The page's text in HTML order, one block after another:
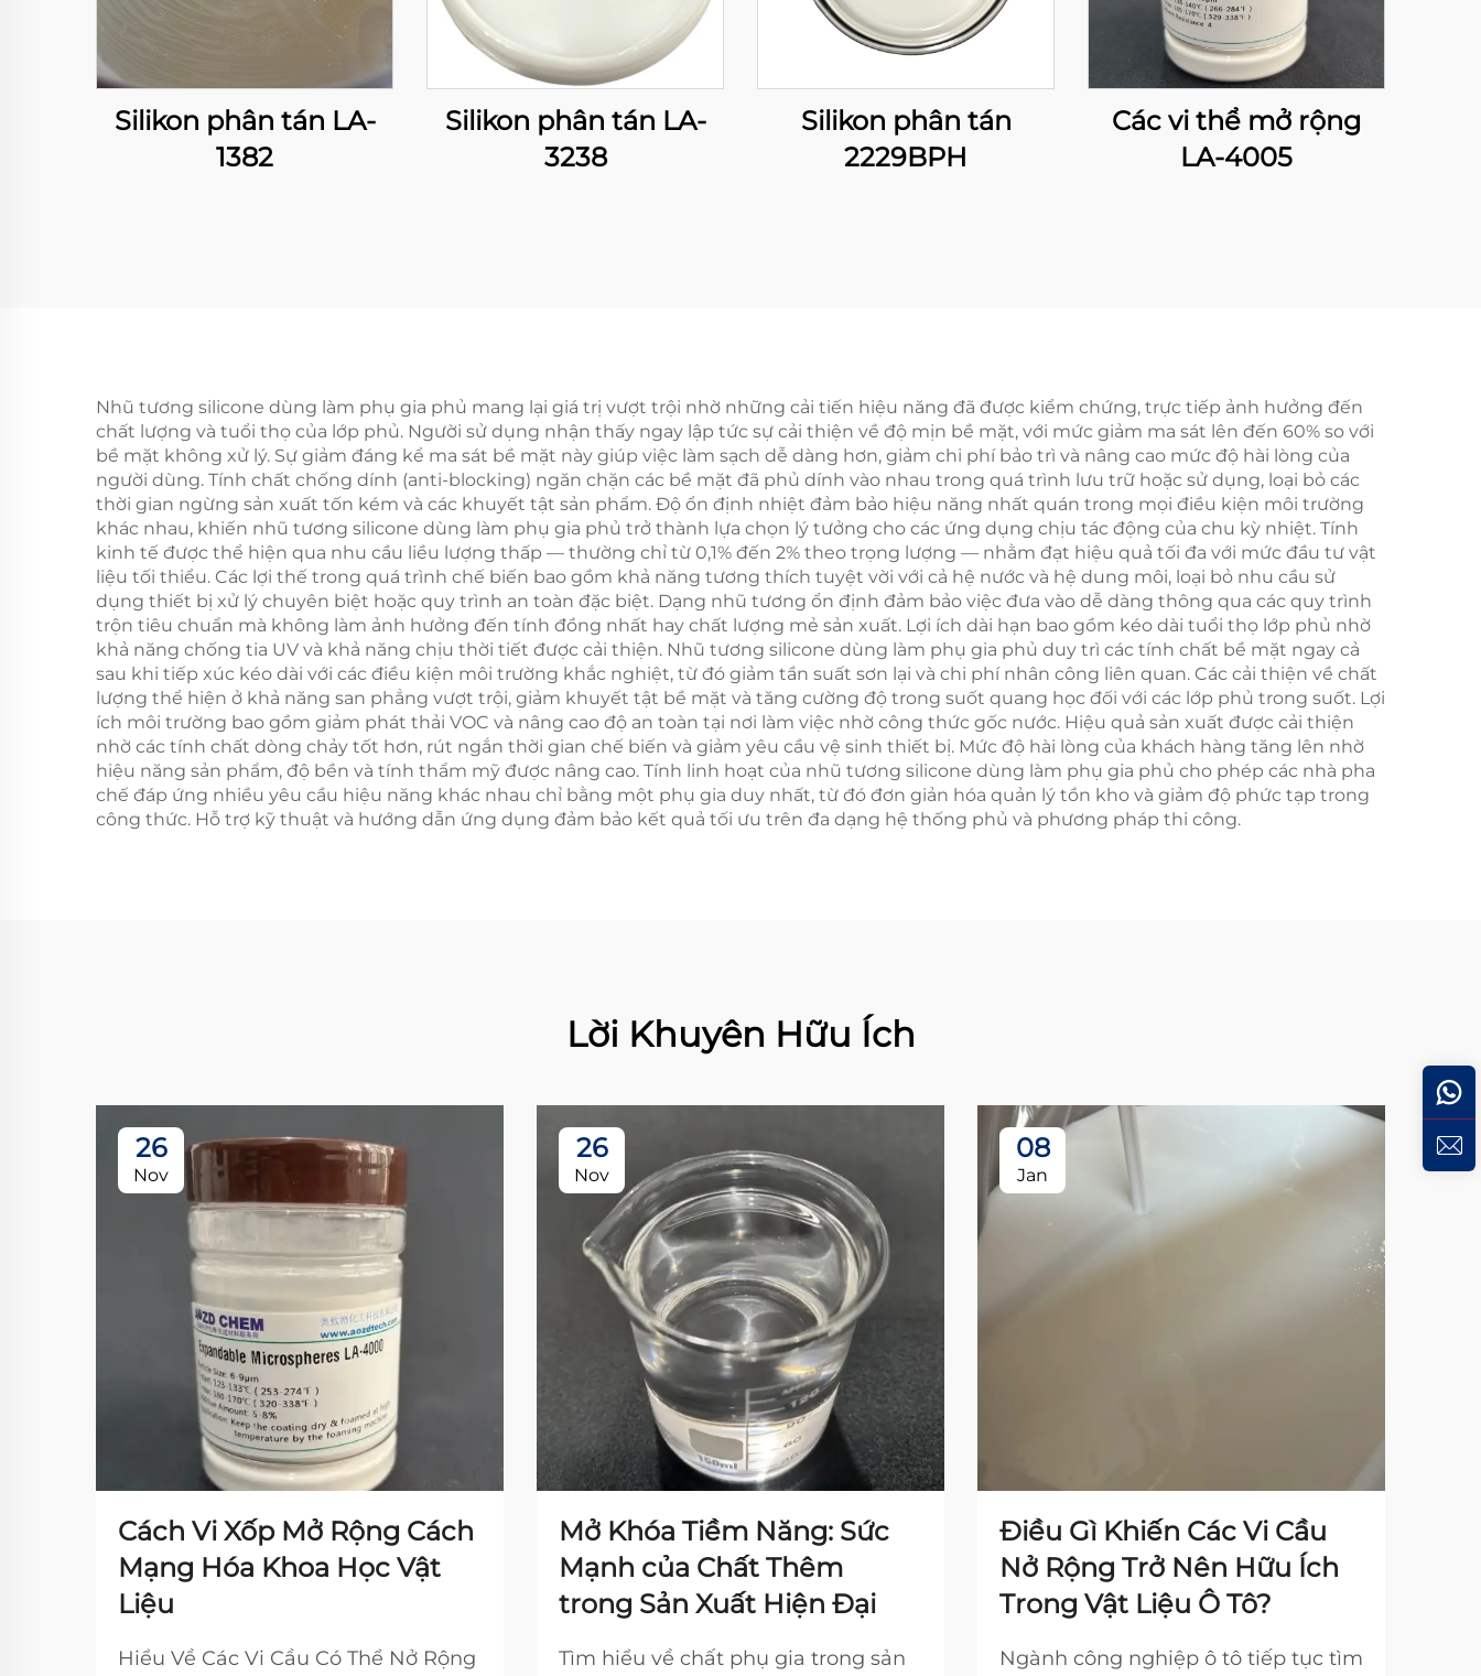
Silikon phân tán LA-
1382
Silikon phân tán LA-
3238
Silikon phân tán
2229BPH
Các vi thể mở rộng
LA-4005
Nhũ tương silicone dùng làm phụ gia phủ mang lại giá trị vượt trội nhờ những cải tiến hiệu năng đã được kiểm chứng, trực tiếp ảnh hưởng đến
chất lượng và tuổi thọ của lớp phủ. Người sử dụng nhận thấy ngay lập tức sự cải thiện về độ mịn bề mặt, với mức giảm ma sát lên đến 60% so với
bề mặt không xử lý. Sự giảm đáng kể ma sát bề mặt này giúp việc làm sạch dễ dàng hơn, giảm chi phí bảo trì và nâng cao mức độ hài lòng của
người dùng. Tính chất chống dính (anti-blocking) ngăn chặn các bề mặt đã phủ dính vào nhau trong quá trình lưu trữ hoặc sử dụng, loại bỏ các
thời gian ngừng sản xuất tốn kém và các khuyết tật sản phẩm. Độ ổn định nhiệt đảm bảo hiệu năng nhất quán trong mọi điều kiện môi trường
khác nhau, khiến nhũ tương silicone dùng làm phụ gia phủ trở thành lựa chọn lý tưởng cho các ứng dụng chịu tác động của chu kỳ nhiệt. Tính
kinh tế được thể hiện qua nhu cầu liều lượng thấp — thường chỉ từ 0,1% đến 2% theo trọng lượng — nhằm đạt hiệu quả tối đa với mức đầu tư vật
liệu tối thiểu. Các lợi thế trong quá trình chế biến bao gồm khả năng tương thích tuyệt vời với cả hệ nước và hệ dung môi, loại bỏ nhu cầu sử
dụng thiết bị xử lý chuyên biệt hoặc quy trình an toàn đặc biệt. Dạng nhũ tương ổn định đảm bảo việc đưa vào dễ dàng thông qua các quy trình
trộn tiêu chuẩn mà không làm ảnh hưởng đến tính đồng nhất hay chất lượng mẻ sản xuất. Lợi ích dài hạn bao gồm kéo dài tuổi thọ lớp phủ nhờ
khả năng chống tia UV và khả năng chịu thời tiết được cải thiện. Nhũ tương silicone dùng làm phụ gia phủ duy trì các tính chất bề mặt ngay cả
sau khi tiếp xúc kéo dài với các điều kiện môi trường khắc nghiệt, từ đó giảm tần suất sơn lại và chi phí nhân công liên quan. Các cải thiện về chất
lượng thể hiện ở khả năng san phẳng vượt trội, giảm khuyết tật bề mặt và tăng cường độ trong suốt quang học đối với các lớp phủ trong suốt. Lợi
ích môi trường bao gồm giảm phát thải VOC và nâng cao độ an toàn tại nơi làm việc nhờ công thức gốc nước. Hiệu quả sản xuất được cải thiện
nhờ các tính chất dòng chảy tốt hơn, rút ngắn thời gian chế biến và giảm yêu cầu vệ sinh thiết bị. Mức độ hài lòng của khách hàng tăng lên nhờ
hiệu năng sản phẩm, độ bền và tính thẩm mỹ được nâng cao. Tính linh hoạt của nhũ tương silicone dùng làm phụ gia phủ cho phép các nhà pha
chế đáp ứng nhiều yêu cầu hiệu năng khác nhau chỉ bằng một phụ gia duy nhất, từ đó đơn giản hóa quản lý tồn kho và giảm độ phức tạp trong
công thức. Hỗ trợ kỹ thuật và hướng dẫn ứng dụng đảm bảo kết quả tối ưu trên đa dạng hệ thống phủ và phương pháp thi công.
Lời Khuyên Hữu Ích
26
Nov
Cách Vi Xốp Mở Rộng Cách
Mạng Hóa Khoa Học Vật
Liệu
Hiểu Về Các Vi Cầu Có Thể Nở Rộng
26
Nov
Mở Khóa Tiềm Năng: Sức
Mạnh của Chất Thêm
trong Sản Xuất Hiện Đại
Tìm hiểu về chất phụ gia trong sản
08
Jan
Điều Gì Khiến Các Vi Cầu
Nở Rộng Trở Nên Hữu Ích
Trong Vật Liệu Ô Tô?
Ngành công nghiệp ô tô tiếp tục tìm